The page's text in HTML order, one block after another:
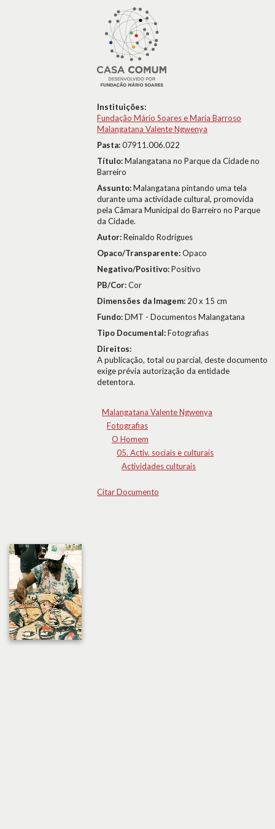
Instituições:
Fundação Mário Soares e Maria Barroso
Malangatana Valente Ngwenya
Pasta:07911.006.022
Título:Malangatana no Parque da Cidade no
Barreiro
Assunto:Malangatana pintando uma tela
durante uma actividade cultural, promovida
pela Câmara Municipal do Barreiro no Parque
da Cidade.
Autor:Reinaldo Rodrigues
Opaco/Transparente:Opaco
Negativo/Positivo:Positivo
PB/Cor:Cor
Dimensões da Imagem: 20 x 15 cm
Fundo:DMT - Documentos Malangatana
Tipo Documental:Fotografias
Direitos:
A publicação, total ou parcial, deste documento
exige prévia autorização da entidade
detentora.
Malangatana Valente Ngwenya
Fotografias
O Homem
05. Activ. sociais e culturais
Actividades culturais
Citar Documento